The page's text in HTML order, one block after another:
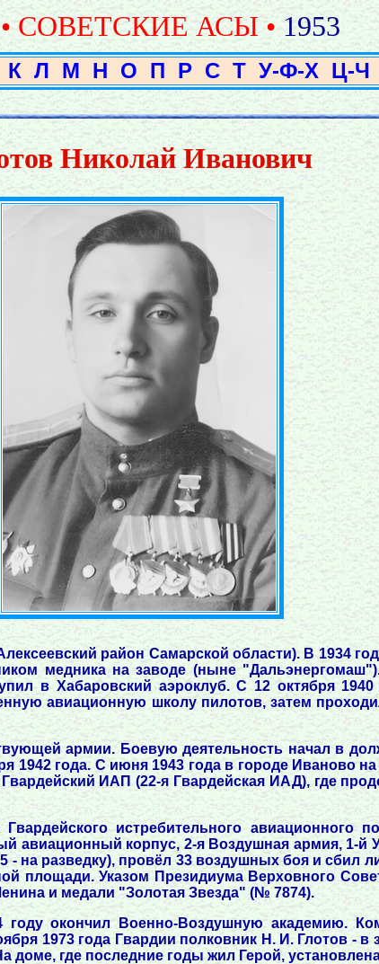
• СОВЕТСКИЕ АСЫ • 1953
К Л М Н О П Р С Т У-Ф-Х Ц-Ч
Николай Иванович
район Самарской области). В 1934
медника на заводе (ныне
в Хабаровский аэроклуб. С 12 октября
авиационную школу пилотов, затем
армии. Боевую деятельность начал в
1942 года. С июня 1943 года в городе Иваново
ИАП (22-я Гвардейская ИАД), где
истребительного авиационного
авиационный корпус, 2-я Воздушная армия, 1-й
на разведку), провёл 33 воздушных боя и сбил
площади. Указом Президиума Верховного
и медали "Золотая Звезда" (№ 7874).
окончил Военно-Воздушную академию.
1973 года Гвардии полковник Н. И. Глотов - в
доме, где последние годы жил Герой,